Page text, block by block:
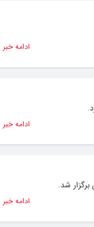
ادامه خبر
ادامه خبر
شد.
ادامه خبر